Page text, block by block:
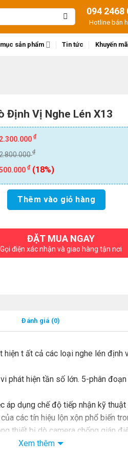
094 2468
Hotline bán
sản phẩm Tin tức Khuyến
Định Vị Nghe Lén X13
2.300.000 ₫
₫
₫(18%)
Thêm vào giỏ hàng
ĐẶT MUA NGAY
Gọi điện xác nhận và giao hàng tận nơi
Đánh giá (0)
t ất cả các loại nghe lén định
phát hiện tần số lớn. 5-phân
áp dụng chế độ tiếp nhận kỹ
các tín hiệu lộn xộn phổ biến
thiết bị dò camera chống gián
Xem thêm